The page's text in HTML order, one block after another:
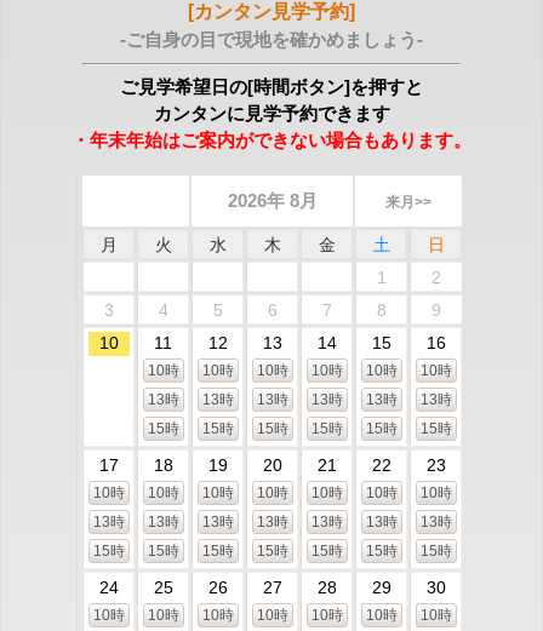
[カンタン見学予約]
-ご自身の目で現地を確かめましょう-
ご見学希望日の[時間ボタン]を押すと
カンタンに見学予約できます
・年末年始はご案内ができない場合もあります。
2026年 8月 来月>>
月 火 水 木 金 土
日
1
2
3
4 5 6 7 8
9
10
11
10時
13時
15時
12
10時
13時
15時
13
10時
13時
15時
14
10時
13時
15時
15
10時
13時
15時
16
10時
13時
15時
17
10時
13時
15時
18
10時
13時
15時
19
10時
13時
15時
20
10時
13時
15時
21
10時
13時
15時
22
10時
13時
15時
23
10時
13時
15時
24
10時
25
10時
26
10時
27
10時
28
10時
29
10時
30
10時